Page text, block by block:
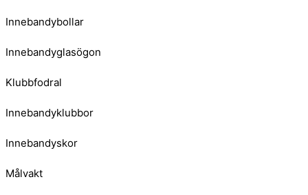
Innebandybollar
Innebandyglasögon
Klubbfodral
Innebandyklubbor
Innebandyskor
Målvakt